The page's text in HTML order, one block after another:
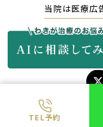
TEL予約
当院は医療広